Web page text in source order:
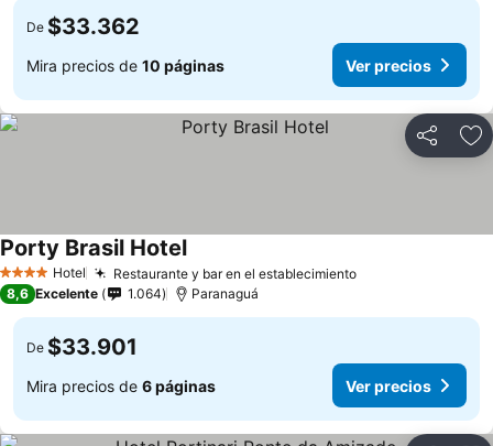
De $33.362
Mira precios de 10 páginas Ver precios
Compartir
4 EstrellasHotel Restaurante y bar en el establecimiento
Porty Brasil Hotel
8,6 Excelente 1.064 Paranaguá
De $33.901
Mira precios de 6 páginas Ver precios